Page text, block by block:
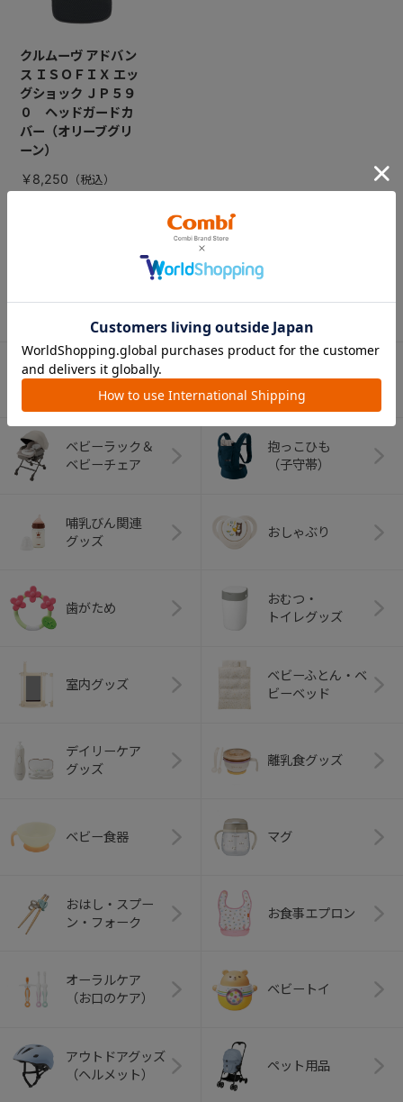
クルムーヴ アドバン
ス ＩＳＯＦＩＸ エッ
グショック ＪＰ５９
０ ヘッドガードカ
バー（オリーブグリ
ーン）
￥8,250
CATEGORY
（コンビ）
ベビーカー チャイルドシート
ベビーラック＆
ベビーチェア
抱っこひも
（子守帯）
哺乳びん関連
グッズ
おしゃぶり
歯がため
おむつ・
トイレグッズ
室内グッズ
ベビーふとん・ベ
ビーベッド
デイリーケア
グッズ
離乳食グッズ
ベビー食器 マグ
おはし・スプー
ン・フォーク
お食事エプロン
オーラルケア
（お口のケア）
ベビートイ
アウトドアグッズ
（ヘルメット）
ペット用品